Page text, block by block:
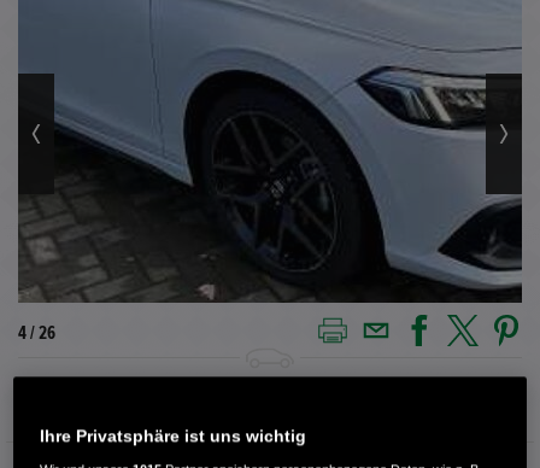
4 / 26
Ihre Privatsphäre ist uns wichtig